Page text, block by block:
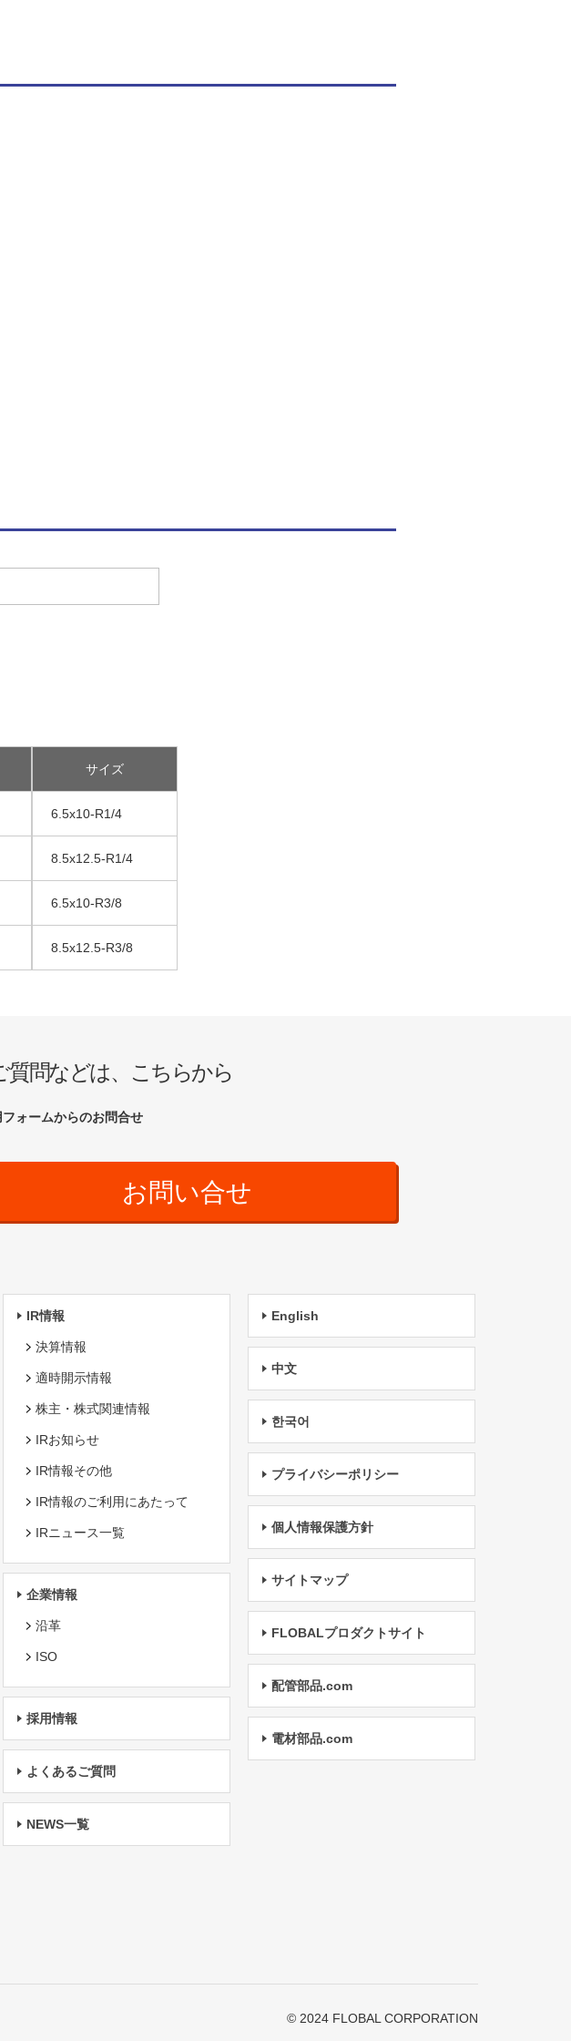
サイズ
6.5x10-R1/4
8.5x12.5-R1/4
6.5x10-R3/8
8.5x12.5-R3/8
問などは、こちらから
フォームからのお問合せ
お問い合せ
IR情報
決算情報
適時開示情報
株主・株式関連情報
IRお知らせ
IR情報その他
IR情報のご利用にあたって
IRニュース一覧
企業情報
沿革
ISO
採用情報
よくあるご質問
NEWS一覧
English
中文
한국어
プライバシーポリシー
個人情報保護方針
サイトマップ
FLOBALプロダクトサイト
配管部品.com
電材部品.com
© 2024 FLOBAL CORPORATION